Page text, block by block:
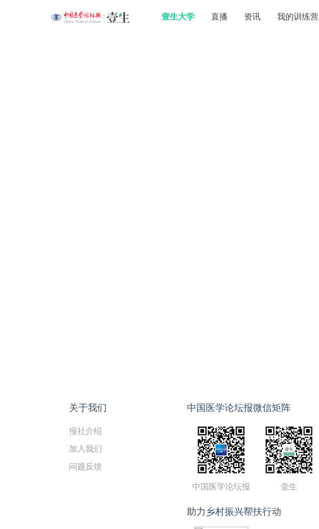
壹生大学 直播 资讯 我的训练营
关于我们
报社介绍
加入我们
问题反馈
中国医学论坛报微信矩阵
中国医学论坛报 壹生
助力乡村振兴帮扶行动